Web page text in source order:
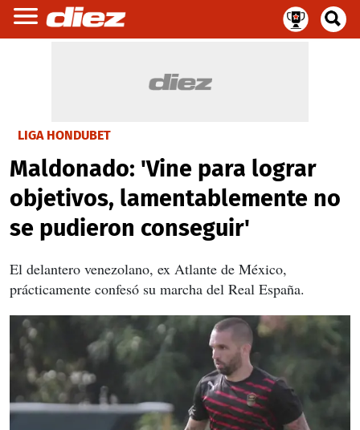
LIGA HONDUBET
Maldonado: 'Vine para lograr
objetivos, lamentablemente no
se pudieron conseguir'
El delantero venezolano, ex Atlante de México,
prácticamente confesó su marcha del Real España.